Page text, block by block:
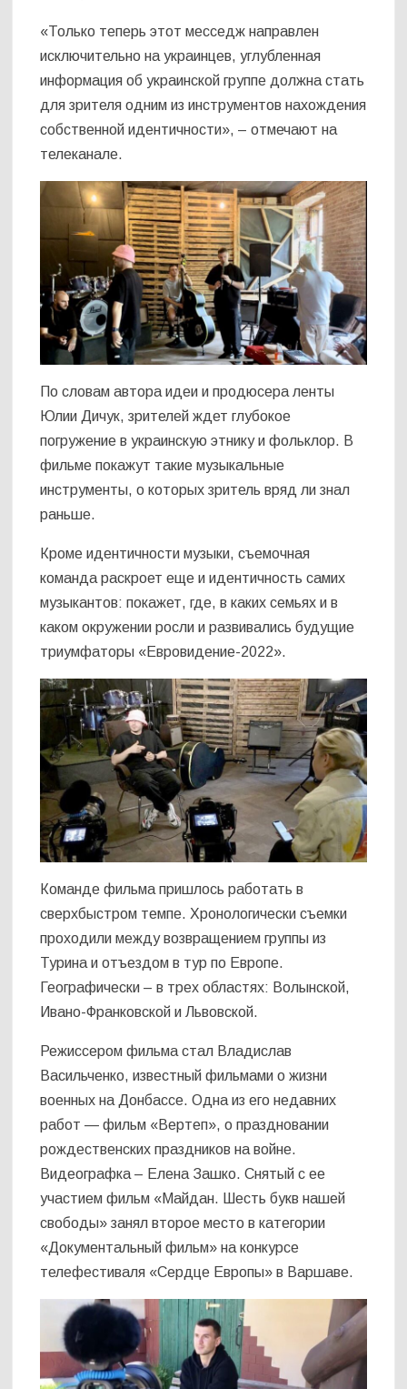
«Только теперь этот месседж направлен
исключительно на украинцев, углубленная
информация об украинской группе должна стать
для зрителя одним из инструментов нахождения
собственной идентичности», – отмечают на
телеканале.
По словам автора идеи и продюсера ленты
Юлии Дичук, зрителей ждет глубокое
погружение в украинскую этнику и фольклор. В
фильме покажут такие музыкальные
инструменты, о которых зритель вряд ли знал
раньше.
Кроме идентичности музыки, съемочная
команда раскроет еще и идентичность самих
музыкантов: покажет, где, в каких семьях и в
каком окружении росли и развивались будущие
триумфаторы «Евровидение-2022».
Команде фильма пришлось работать в
сверхбыстром темпе. Хронологически съемки
проходили между возвращением группы из
Турина и отъездом в тур по Европе.
Географически – в трех областях: Волынской,
Ивано-Франковской и Львовской.
Режиссером фильма стал Владислав
Васильченко, известный фильмами о жизни
военных на Донбассе. Одна из его недавних
работ — фильм «Вертеп», о праздновании
рождественских праздников на войне.
Видеографка – Елена Зашко. Снятый с ее
участием фильм «Майдан. Шесть букв нашей
свободы» занял второе место в категории
«Документальный фильм» на конкурсе
телефестиваля «Сердце Европы» в Варшаве.